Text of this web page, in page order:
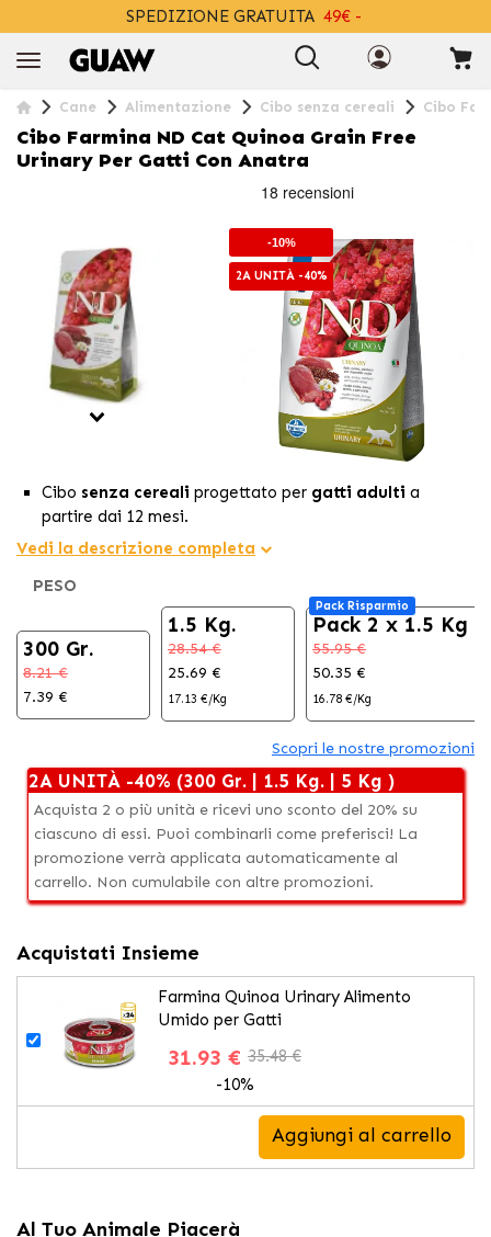
SPEDIZIONE GRATUITA 49€ -
Cane Alimentazione Cibo senza cereali Cibo
Cibo Farmina ND Cat Quinoa Grain Free
Urinary Per Gatti Con Anatra
-10%
2A UNITÀ -40%
Cibo senza cereali progettato per gatti adulti a
partire dai 12 mesi.
La formula è progettata per affrontare
nei gatti, garantendo un adeguato equilibrio del
pH nel tratto urinario.
Il suo ingrediente principale, l'<strong'anatra, fornisce al
tuo gatto leproteine e inutrienti
necessari per una
salute ottimale.
Vedi la descrizione completa
PESO
300 Gr.
8.21 €
7.39 €
1.5 Kg.
28.54 €
25.69 €
17.13 €/Kg
Pack Risparmio
Pack 2 x 1.5 Kg
55.95 €
50.35 €
16.78 €/Kg
Scopri le nostre promozioni
2A UNITÀ -40% (300 Gr. | 1.5 Kg. | 5 Kg )
Acquista 2 o più unità e ricevi uno sconto del 20% su
ciascuno di essi. Puoi combinarli come preferisci! La
promozione verrà applicata automaticamente al
carrello. Non cumulabile con altre promozioni.
Acquistati Insieme
Farmina Quinoa Urinary Alimento
Umido per Gatti
31.93 € 35.48 €
-10%
Aggiungi al carrello
Al Tuo Animale Piacerà